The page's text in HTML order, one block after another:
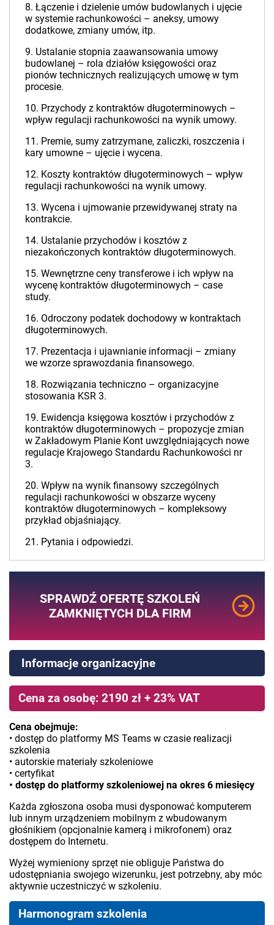
8. Łączenie i dzielenie umów budowlanych i ujęcie
w systemie rachunkowości – aneksy, umowy
dodatkowe, zmiany umów, itp.
9. Ustalanie stopnia zaawansowania umowy
budowlanej – rola działów księgowości oraz
pionów technicznych realizujących umowę w tym
procesie.
10. Przychody z kontraktów długoterminowych –
wpływ regulacji rachunkowości na wynik umowy.
11. Premie, sumy zatrzymane, zaliczki, roszczenia i
kary umowne – ujęcie i wycena.
12. Koszty kontraktów długoterminowych – wpływ
regulacji rachunkowości na wynik umowy.
13. Wycena i ujmowanie przewidywanej straty na
kontrakcie.
14. Ustalanie przychodów i kosztów z
niezakończonych kontraktów długoterminowych.
15. Wewnętrzne ceny transferowe i ich wpływ na
wycenę kontraktów długoterminowych – case
study.
16. Odroczony podatek dochodowy w kontraktach
długoterminowych.
17. Prezentacja i ujawnianie informacji – zmiany
we wzorze sprawozdania finansowego.
18. Rozwiązania techniczno – organizacyjne
stosowania KSR 3.
19. Ewidencja księgowa kosztów i przychodów z
kontraktów długoterminowych – propozycje zmian
w Zakładowym Planie Kont uwzględniających nowe
regulacje Krajowego Standardu Rachunkowości nr
3.
20. Wpływ na wynik finansowy szczególnych
regulacji rachunkowości w obszarze wyceny
kontraktów długoterminowych – kompleksowy
przykład objaśniający.
21. Pytania i odpowiedzi.
SPRAWDŹ OFERTĘ SZKOLEŃ
ZAMKNIĘTYCH DLA FIRM
Informacje organizacyjne
Cena za osobę: 2190 zł + 23% VAT
Cena obejmuje:
• dostęp do platformy MS Teams w czasie realizacji
szkolenia
• autorskie materiały szkoleniowe
• certyfikat
• dostęp do platformy szkoleniowej na okres 6 miesięcy
Każda zgłoszona osoba musi dysponować komputerem
lub innym urządzeniem mobilnym z wbudowanym
głośnikiem (opcjonalnie kamerą i mikrofonem) oraz
dostępem do Internetu.
Wyżej wymieniony sprzęt nie obliguje Państwa do
udostępniania swojego wizerunku, jest potrzebny, aby móc
aktywnie uczestniczyć w szkoleniu.
Harmonogram szkolenia